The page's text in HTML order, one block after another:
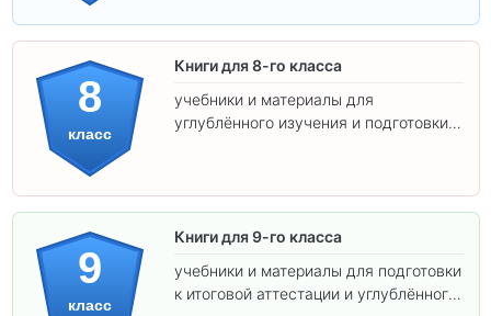
8
класс
Книги для 8-го класса
учебники и материалы для
углублённого изучения и подготовки к
9
класс
Книги для 9-го класса
учебники и материалы для подготовки
к итоговой аттестации и углублённого